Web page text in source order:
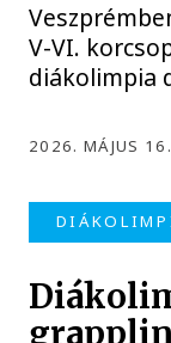
V-VI.
diákolimpia
2026. MÁJUS